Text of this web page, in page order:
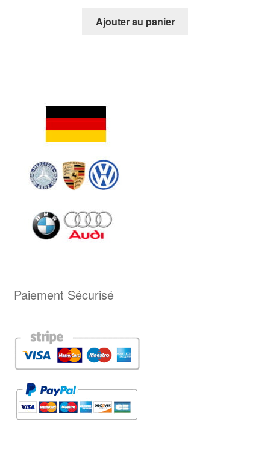
Ajouter au panier
Paiement Sécurisé